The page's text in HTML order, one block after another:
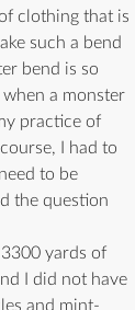
clothing that is
such a bend
bend is so
a monster
practice of
I had to
to be
the question
yards of
I did not have
and mint-